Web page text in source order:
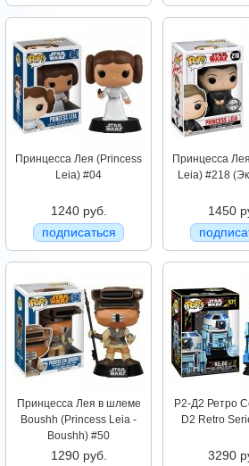
Принцесса Лея (Princess
Leia) #04
1240 руб.
подписаться
Принцесса
Leia) #218
1450
Принцесса Лея в шлеме
Boushh (Princess Leia -
Boushh) #50
1290 руб.
Р2-Д2 Ретро
D2 Retro
3290